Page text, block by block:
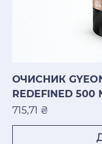
ОЧИСНИК
REDEFINED 500
Ціна
715,71 ₴